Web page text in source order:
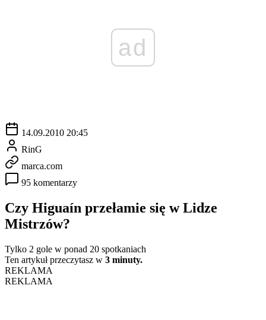
ad
14.09.2010 20:45
RinG
marca.com
95 komentarzy
Czy Higuaín przełamie się w Lidze
Mistrzów?
Tylko 2 gole w ponad 20 spotkaniach
Ten artykuł przeczytasz w 3 minuty.
REKLAMA
REKLAMA